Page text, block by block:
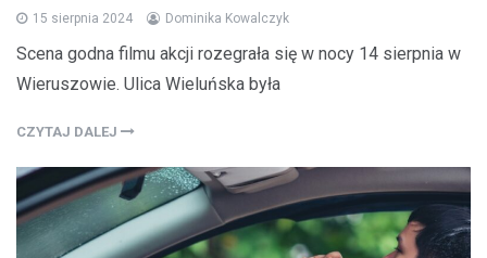
15 sierpnia 2024 Dominika Kowalczyk
Scena godna filmu akcji rozegrała się w nocy 14 sierpnia w
Wieruszowie. Ulica Wieluńska była
CZYTAJ DALEJ